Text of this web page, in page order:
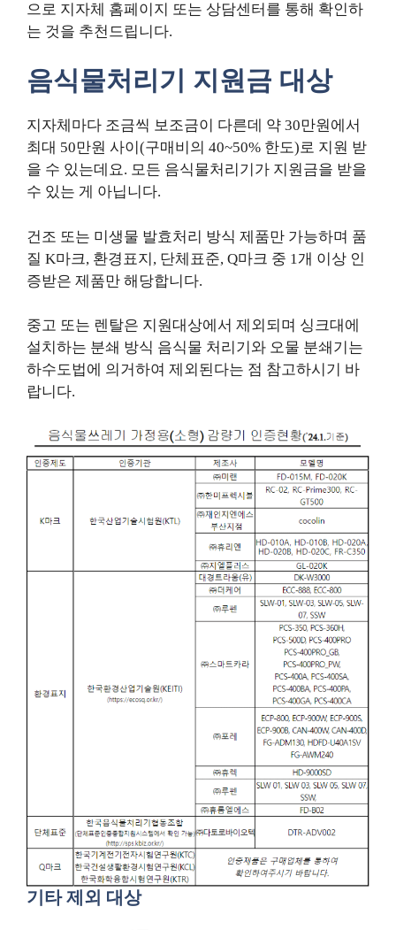
으로 지자체 홈페이지 또는 상담센터를 통해 확인하
는 것을 추천드립니다.
음식물처리기 지원금 대상
지자체마다 조금씩 보조금이 다른데 약 30만원에서
최대 50만원 사이(구매비의 40~50% 한도)로 지원 받
을 수 있는데요. 모든 음식물처리기가 지원금을 받을
수 있는 게 아닙니다.
건조 또는 미생물 발효처리 방식 제품만 가능하며 품
질 K마크, 환경표지, 단체표준, Q마크 중 1개 이상 인
증받은 제품만 해당합니다.
중고 또는 렌탈은 지원대상에서 제외되며 싱크대에
설치하는 분쇄 방식 음식물 처리기와 오물 분쇄기는
하수도법에 의거하여 제외된다는 점 참고하시기 바
랍니다.
기타 제외 대상